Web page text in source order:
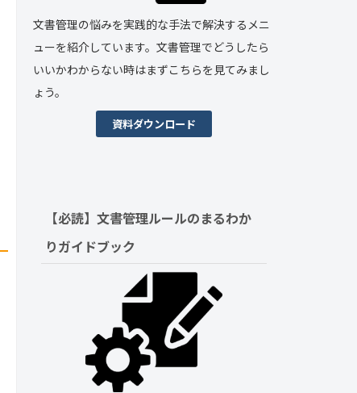
文書管理の悩みを実践的な手法で解決するメニ
ューを紹介しています。文書管理でどうしたら
いいかわからない時はまずこちらを見てみまし
ょう。
資料ダウンロード
【必読】文書管理ルールのまるわか
りガイドブック